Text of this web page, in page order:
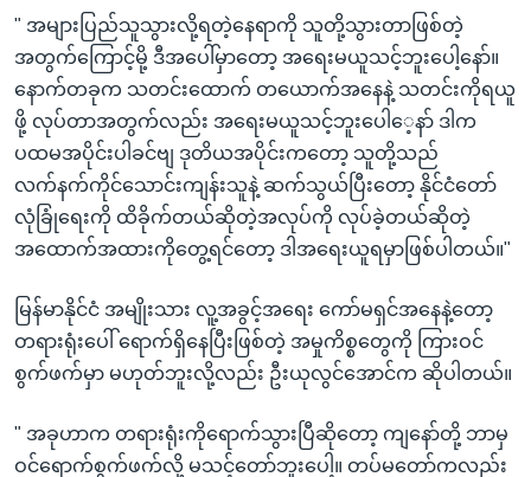
" အများပြည်သူသွားလို့ရတဲ့နေရာကို သူတို့သွားတာဖြစ်တဲ့
အတွက်ကြောင့်မို့ ဒီအပေါ်မှာတော့ အရေးမယူသင့်ဘူးပေါ့နော်။
နောက်တခုက သတင်းထောက် တယောက်အနေနဲ့ သတင်းကိုရယူ
ဖို့ လုပ်တာအတွက်လည်း အရေးမယူသင့်ဘူးပေါေ့နာ် ဒါက
ပထမအပိုင်းပါခင်ဗျ ဒုတိယအပိုင်းကတော့ သူတို့သည်
လက်နက်ကိုင်သောင်းကျန်းသူနဲ့ ဆက်သွယ်ပြီးတော့ နိုင်ငံတော်
လုံခြုံရေးကို ထိခိုက်တယ်ဆိုတဲ့အလုပ်ကို လုပ်ခဲ့တယ်ဆိုတဲ့
အထောက်အထားကိုတွေ့ရင်တော့ ဒါအရေးယူရမှာဖြစ်ပါတယ်။"
မြန်မာနိုင်ငံ အမျိုးသား လူ့အခွင့်အရေး ကော်မရှင်အနေနဲ့တော့
တရားရုံးပေါ် ရောက်ရှိနေပြီးဖြစ်တဲ့ အမှုကိစ္စတွေကို ကြားဝင်
စွက်ဖက်မှာ မဟုတ်ဘူးလို့လည်း ဦးယုလွင်အောင်က ဆိုပါတယ်။
" အခုဟာက တရားရုံးကိုရောက်သွားပြီဆိုတော့ ကျနော်တို့ ဘာမှ
ဝင်ရောက်စွက်ဖက်လို့ မသင့်တော်ဘူးပေါ့။ တပ်မတော်ကလည်း